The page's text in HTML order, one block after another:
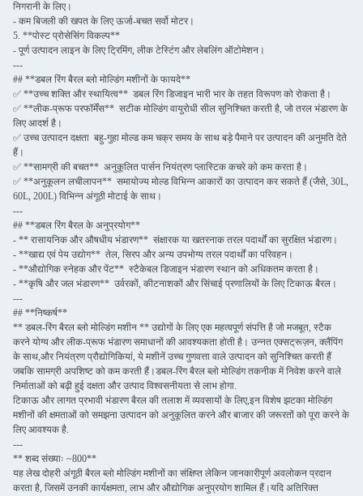
निगरानी के लिए।
- कम बिजली की खपत के लिए ऊर्जा-बचत सर्वो मोटर।
5. **पोस्ट प्रोसेसिंग विकल्प**
- पूर्ण उत्पादन लाइन के लिए ट्रिमिंग, लीक टेस्टिंग और लेबलिंग ऑटोमेशन।
---
## **डबल रिंग बैरल ब्लो मोल्डिंग मशीनों के फायदे**
✅ **उच्च शक्ति और स्थायित्व** ️ डबल रिंग डिजाइन भारी भार के तहत विरूपण को रोकता है।
✅ **लीक-प्रूफ परफॉर्मेंस** ️ सटीक मोल्डिंग वायुरोधी सील सुनिश्चित करती है, जो तरल भंडारण के
लिए आदर्श है।
✅ उच्च उत्पादन दक्षता ️ बहु-गुहा मोल्ड कम चक्र समय के साथ बड़े पैमाने पर उत्पादन की अनुमति देते
हैं।
✅ **सामग्री की बचत** ️ अनुकूलित पार्सन नियंत्रण प्लास्टिक कचरे को कम करता है।
✅ **अनुकूलन लचीलापन** ️ समायोज्य मोल्ड विभिन्न आकारों का उत्पादन कर सकते हैं (जैसे, 30L,
60L, 200L) विभिन्न अंगूठी मोटाई के साथ।
---
## **डबल रिंग बैरल के अनुप्रयोग**
- ** रासायनिक और औषधीय भंडारण** ️ संक्षारक या खतरनाक तरल पदार्थों का सुरक्षित भंडारण।
- **खाद्य एवं पेय उद्योग** ️ तेल, सिरप और अन्य उपभोग्य तरल पदार्थों का परिवहन।
- **औद्योगिक स्नेहक और पेंट** ️ स्टैकेबल डिजाइन भंडारण स्थान को अधिकतम करता है।
- **कृषि और जल भंडारण** ️ उर्वरकों, कीटनाशकों और सिंचाई प्रणालियों के लिए टिकाऊ बैरल।
---
## **निष्कर्ष**
** डबल-रिंग बैरल ब्लो मोल्डिंग मशीन ** उद्योगों के लिए एक महत्वपूर्ण संपत्ति है जो मजबूत, स्टैक
करने योग्य और लीक-प्रूफ भंडारण समाधानों की आवश्यकता होती है। उन्नत एक्सट्रूज़न, क्लैंपिंग
के साथ,और नियंत्रण प्रौद्योगिकियां, ये मशीनें उच्च गुणवत्ता वाले उत्पादन को सुनिश्चित करती हैं
जबकि सामग्री अपशिष्ट को कम करती हैं।डबल-रिंग बैरल ब्लो मोल्डिंग तकनीक में निवेश करने वाले
निर्माताओं को बढ़ी हुई दक्षता और उत्पाद विश्वसनीयता से लाभ होगा.
टिकाऊ और लागत प्रभावी भंडारण बैरल की तलाश में व्यवसायों के लिए,इन विशेष झटका मोल्डिंग
मशीनों की क्षमताओं को समझना उत्पादन को अनुकूलित करने और बाजार की जरूरतों को पूरा करने के
लिए आवश्यक है.
---
** शब्द संख्याः ~800**
यह लेख दोहरी अंगूठी बैरल ब्लो मोल्डिंग मशीनों का संक्षिप्त लेकिन जानकारीपूर्ण अवलोकन प्रदान
करता है, जिसमें उनकी कार्यक्षमता, लाभ और औद्योगिक अनुप्रयोग शामिल हैं।यदि अतिरिक्त